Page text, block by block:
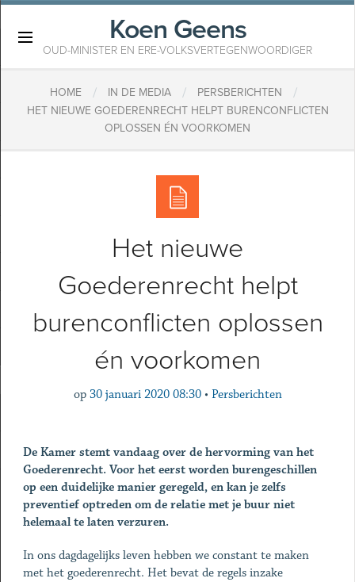
Koen Geens
OUD-MINISTER EN ERE-VOLKSVERTEGENWOORDIGER
HOME / IN DE MEDIA / PERSBERICHTEN /
HET NIEUWE GOEDERENRECHT HELPT BURENCONFLICTEN
OPLOSSEN ÉN VOORKOMEN
Het nieuwe
Goederenrecht helpt
burenconflicten oplossen
én voorkomen
op 30 januari 2020 08:30 • Persberichten
De Kamer stemt vandaag over de hervorming van het
Goederenrecht. Voor het eerst worden burengeschillen
op een duidelijke manier geregeld, en kan je zelfs
preventief optreden om de relatie met je buur niet
helemaal te laten verzuren.
In ons dagdagelijks leven hebben we constant te maken
met het goederenrecht. Het bevat de regels inzake